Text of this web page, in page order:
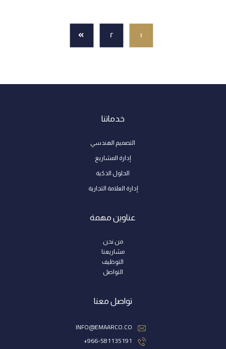
١ ٢
خدماتنا
التصميم الهندسي
إدارة المشاريع
الحلول الذكية
إدارة العلامة التجارية
عناوين مهمة
من نحن
مشاريعنا
التوظيف
التواصل
تواصل معنا
INFO@EMAARCO.CO
966-581135191+